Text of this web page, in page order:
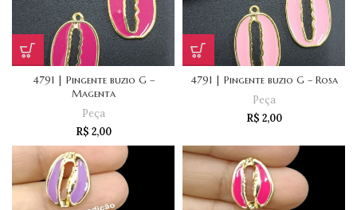
4791 | Pingente buzio G –
Magenta
Peça
R$ 2,00
4791 | Pingente buzio G – Rosa
Peça
R$ 2,00